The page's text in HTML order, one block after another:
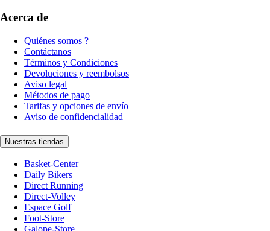
Acerca de
Quiénes somos ?
Contáctanos
Términos y Condiciones
Devoluciones y reembolsos
Aviso legal
Métodos de pago
Tarifas y opciones de envío
Aviso de confidencialidad
Nuestras tiendas
Basket-Center
Daily Bikers
Direct Running
Direct-Volley
Espace Golf
Foot-Store